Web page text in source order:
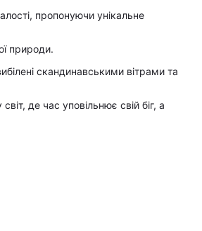
пропонуючи унікальне
природи.
скандинавськими вітрами та
де час уповільнює свій біг, а